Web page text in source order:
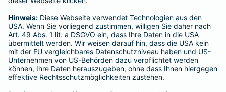
SERVICE
Adresse ändern
Schaden melden
Kilometerstandsmeldung
Serviceübersicht